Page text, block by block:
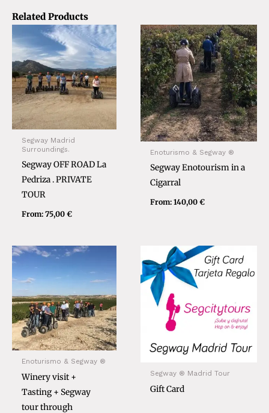
Related Products
Segway Madrid
Surroundings.
Segway OFF ROAD La
Pedriza . PRIVATE
TOUR
From:75,00€
Enoturismo & Segway ®
Segway Enotourism in a
Cigarral
From:140,00€
Enoturismo & Segway ®
Winery visit +
Tasting + Segway
tour through
Segway ® Madrid Tour
Gift Card